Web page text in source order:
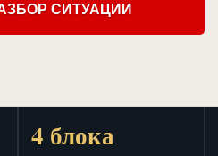
СИТУАЦИИ
4 блока